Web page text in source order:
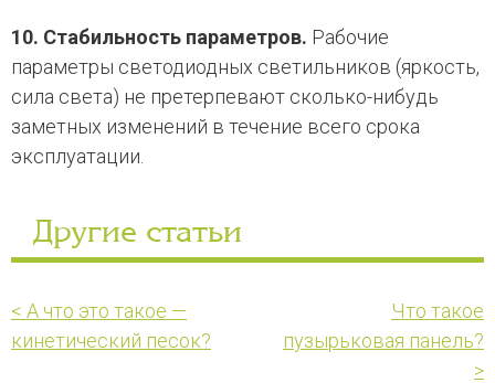
10. Стабильность параметров. Рабочие
параметры светодиодных светильников (яркость,
сила света) не претерпевают сколько-нибудь
заметных изменений в течение всего срока
эксплуатации.
Другие статьи
< А что это такое —
кинетический песок?
Что такое
пузырьковая панель?
>